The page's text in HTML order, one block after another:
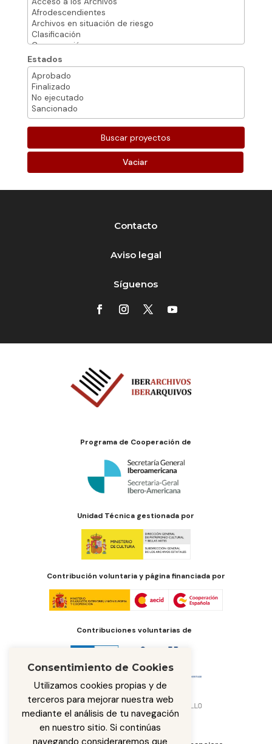
Estados
Vaciar
Contacto
Aviso legal
Síguenos
Programa de Cooperación de
Unidad Técnica gestionada por
Contribución voluntaria y página financiada por
Contribuciones voluntarias de
Consentimiento de Cookies
Utilizamos cookies propias y de
terceros para mejorar nuestra web
mediante el análisis de tu navegación
en nuestro sitio. Si continúas
navegando consideraremos que